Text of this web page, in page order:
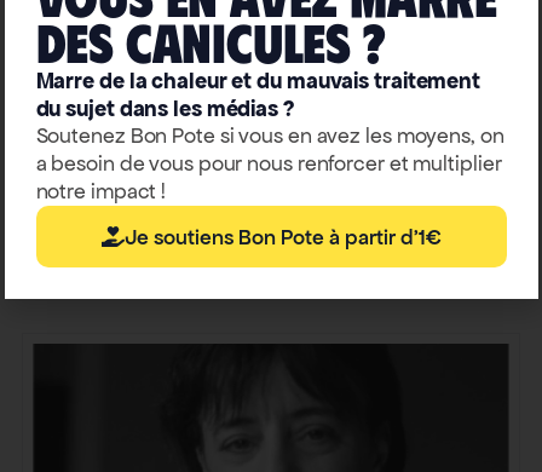
Anne Brès
Communicante
Co-autrice du livre « Tout comprendre (ou presque) sur le
climat », Anne Brès a été responsable communication au sein du
CNRS, où elle a particulièrement travaillé sur le sujet du
deS caniculeS ?
Marre de la chaleur et du mauvais traitement
du sujet dans les médias ?
Soutenez Bon Pote si vous en avez les moyens, on
a besoin de vous pour nous renforcer et multiplier
notre impact !
Je soutiens Bon Pote à partir d'1€